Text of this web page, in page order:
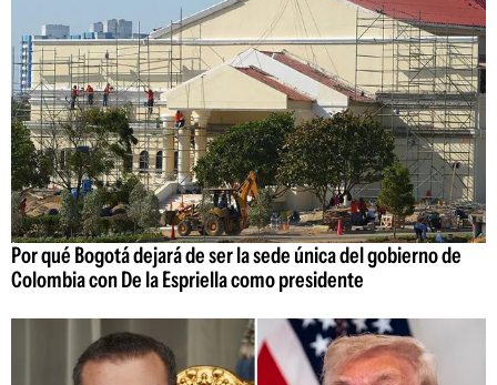
Por qué Bogotá dejará de ser la sede única del gobierno de
Colombia con De la Espriella como presidente